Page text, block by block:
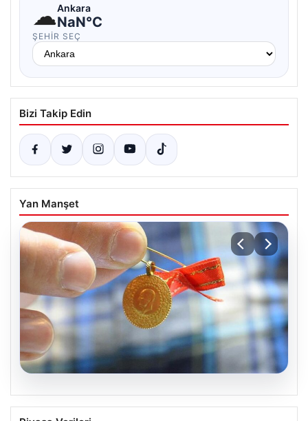
☁Ankara
NaN°C
ŞEHIR SEÇ
Bizi Takip Edin
Yan Manşet
Altın fiyatları canlı 8 Nisan 2026: Altın